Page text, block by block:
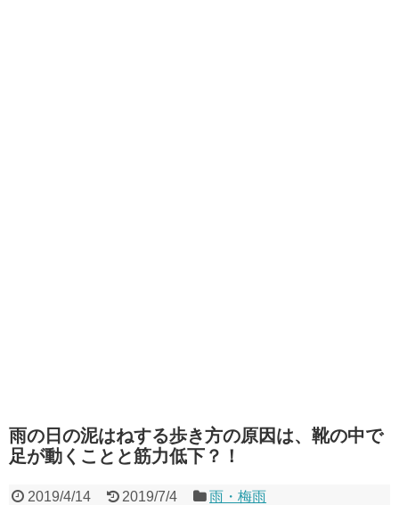
雨の日の泥はねする歩き方の原因は、靴の中で
足が動くことと筋力低下？！
2019/4/14 2019/7/4 雨・梅雨